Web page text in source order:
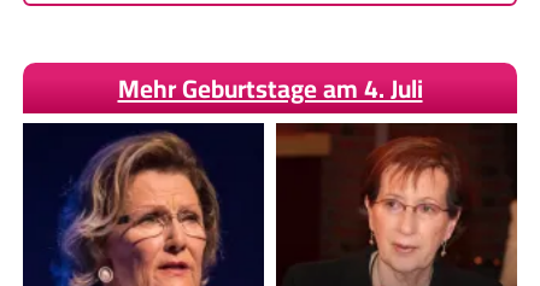
Mehr Geburtstage am 4. Juli